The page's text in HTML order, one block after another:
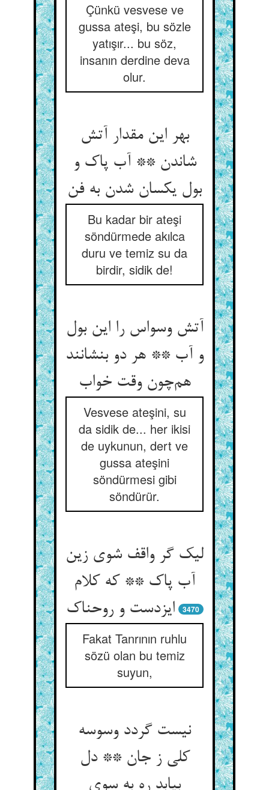
Çünkü vesvese ve
gussa ateşi, bu sözle
yatışır... bu söz,
insanın derdine deva
olur.
بهر این مقدار آتش
شاندن ** آب پاک و
بول یکسان شدن به فن
Bu kadar bir ateşi
söndürmede akılca
duru ve temiz su da
birdir, sidik de!
آتش وسواس را این بول
و آب ** هر دو بنشانند
هم‌چون وقت خواب
Vesvese ateşini, su
da sidik de... her ikisi
de uykunun, dert ve
gussa ateşini
söndürmesi gibi
söndürür.
لیک گر واقف شوی زین
آب پاک ** که کلام
ایزدست و روحناک
3470
Fakat Tanrının ruhlu
sözü olan bu temiz
suyun,
نیست گردد وسوسه
کلی ز جان ** دل
بیابد ره به سوی